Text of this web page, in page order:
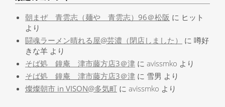
朝まぜ 青雲志（麺や 青雲志）96＠松阪 に ヒット
より
闘魂ラーメン晴れる屋@芸濃（閉店しました）
に 噂好
きな羊 より
そば処 鐘庵 津市藤方店3＠津 に avissmko より
そば処 鐘庵 津市藤方店3＠津 に 雪男 より
燦燦朝市 in VISON@多気町 に avissmko より